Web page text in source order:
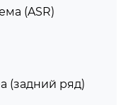
(ASR)
(задний ряд)